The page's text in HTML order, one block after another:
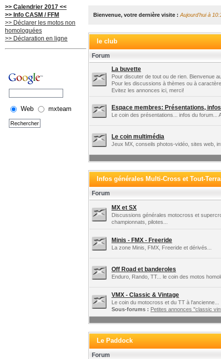
>> Calendrier 2017 <<
>> Info CASM / FFM
>> Déclarer les motos non
homologuées
>> Déclaration en ligne
Web mxteam
Bienvenue, votre dernière visite : Aujourd'hui à
le club
Forum
La buvette
Pour discuter de tout ou de rien. Bienvenue
Pour les discussions à thèmes ou à
Evitez les annonces ici, merci!
Espace membres: Présentations,
Le coin des présentations... infos du forum...
Le coin multimédia
Jeux MX, conseils photos-vidéo, sites web,
Infos générales Multi-Cross et Tout-
Forum
MX et SX
Discussions générales motocross et
championnats, pilotes...
Minis - FMX - Freeride
La zone Minis, FMX, Freeride et dérivés...
Off Road et banderoles
Enduro, Rando, TT... le coin des motos
VMX - Classic & Vintage
Le coin du motocross et du TT à l'ancienne...
Sous-forums : Petites annonces "classic
Le Paddock
Forum